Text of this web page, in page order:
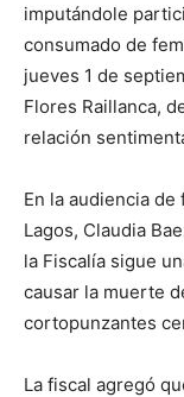
imputándole
consumado de
jueves 1 de
Flores Raillanca,
relación
En la audiencia
Lagos, Claudia
la Fiscalía sigue
causar la muerte
cortopunzantes
La fiscal agregó